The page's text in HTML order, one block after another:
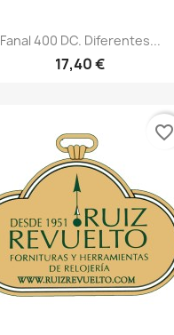
Fanal 400 DC. Diferentes...
17,40 €
favorite_border